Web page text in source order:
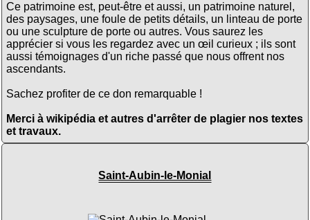
Ce patrimoine est, peut-être et aussi, un patrimoine naturel,
des paysages, une foule de petits détails, un linteau de porte
ou une sculpture de porte ou autres. Vous saurez les
apprécier si vous les regardez avec un œil curieux ; ils sont
aussi témoignages d'un riche passé que nous offrent nos
ascendants.
Sachez profiter de ce don remarquable !
Merci à wikipédia et autres d'arrêter de plagier nos textes
et travaux.
Saint-Aubin-le-Monial